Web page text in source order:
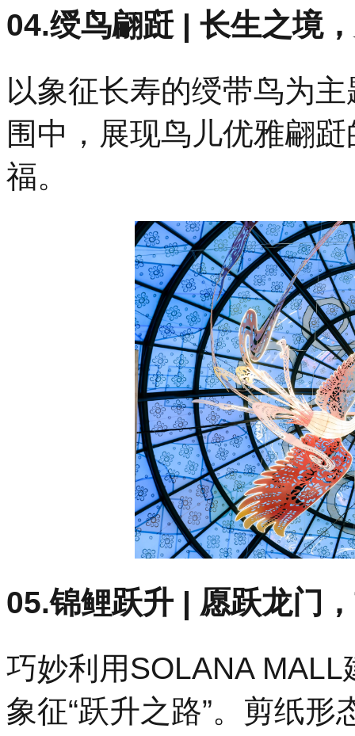
04.绶鸟翩跹 | 长生之境
以象征长寿的绶带鸟为
围中，展现鸟儿优雅翩
福。
05.锦鲤跃升 | 愿跃龙门
巧妙利用SOLANA MALL
象征“跃升之路”。剪纸